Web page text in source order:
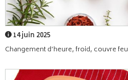
14 juin 2025
Changement d’heure, froid, couvre